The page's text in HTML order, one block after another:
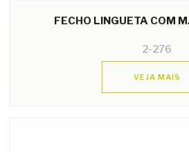
FECHO LINGUETA COM
2-276
VEJA MAIS